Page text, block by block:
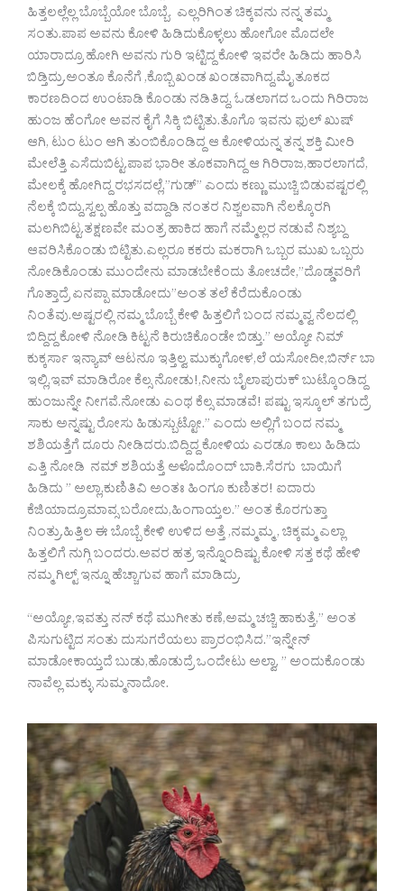
ಹಿತ್ತಲಲ್ಲೆಲ್ಲ ಬೊಬ್ಬೆಯೋ ಬೊಬ್ಬೆ. ಎಲ್ಲರಿಗಿಂತ ಚಿಕ್ಕವನು ನನ್ನ ತಮ್ಮ
ಸಂತು.ಪಾಪ ಅವನು ಕೋಳಿ ಹಿಡಿದುಕೊಳ್ಳಲು ಹೋಗೋ ಮೊದಲೇ
ಯಾರಾದ್ರೂ ಹೋಗಿ ಅವನು ಗುರಿ ಇಟ್ಟಿದ್ದ ಕೋಳಿ ಇವರೇ ಹಿಡಿದು ಹಾರಿಸಿ
ಬಿಡ್ತಿದ್ರು.ಅಂತೂ ಕೊನೆಗೆ ,ಕೊಬ್ಬಿ ಖಂಡ ಖಂಡವಾಗಿದ್ದ,ಮೈ ತೂಕದ
ಕಾರಣದಿಂದ ಉಂಟಾಡಿ ಕೊಂಡು ನಡಿತಿದ್ದ, ಓಡಲಾಗದ ಒಂದು ಗಿರಿರಾಜ
ಹುಂಜ ಹೆಂಗೋ ಅವನ ಕೈಗೆ ಸಿಕ್ಕಿ ಬಿಟ್ಟಿತು.ತೊಗೊ ಇವನು ಫುಲ್ ಖುಷ್
ಆಗಿ, ಟುಂ ಟುಂ ಆಗಿ ತುಂಬಿಕೊಂಡಿದ್ದ ಆ ಕೋಳಿಯನ್ನ ತನ್ನ ಶಕ್ತಿ ಮೀರಿ
ಮೇಲೆತ್ತಿ ಎಸೆದುಬಿಟ್ಟ.ಪಾಪ ಭಾರೀ ತೂಕವಾಗಿದ್ದ ಆ ಗಿರಿರಾಜ,ಹಾರಲಾಗದೆ,
ಮೇಲಕ್ಕೆ ಹೋಗಿದ್ದ ರಭಸದಲ್ಲೆ,”ಗುಡ್” ಎಂದು ಕಣ್ಣು ಮುಚ್ಚಿ ಬಿಡುವಷ್ಟರಲ್ಲಿ
ನೆಲಕ್ಕೆ ಬಿದ್ದು,ಸ್ವಲ್ಪ ಹೊತ್ತು ವದ್ದಾಡಿ ನಂತರ ನಿಶ್ಚಲವಾಗಿ ನೆಲಕ್ಕೊರಗಿ
ಮಲಗಿಬಿಟ್ಟ.ತಕ್ಷಣವೇ ಮಂತ್ರ ಹಾಕಿದ ಹಾಗೆ ನಮ್ಮೆಲ್ಲರ ನಡುವೆ ನಿಶ್ಯಬ್ದ
ಆವರಿಸಿಕೊಂಡು ಬಿಟ್ಟಿತು.ಎಲ್ಲರೂ ಕಕರು ಮಕರಾಗಿ ಒಬ್ಬರ ಮುಖ ಒಬ್ಬರು
ನೋಡಿಕೊಂಡು ಮುಂದೇನು ಮಾಡಬೇಕೆಂದು ತೋಚದೇ,”ದೊಡ್ಡವರಿಗೆ
ಗೊತ್ತಾದ್ರೆ ಏನಪ್ಪಾ ಮಾಡೋದು”ಅಂತ ತಲೆ ಕೆರೆದುಕೊಂಡು
ನಿಂತೆವು.ಅಷ್ಟರಲ್ಲಿ ನಮ್ಮ ಬೊಬ್ಬೆ ಕೇಳಿ ಹಿತ್ತಲಿಗೆ ಬಂದ ನಮ್ಮವ್ವ ನೆಲದಲ್ಲಿ
ಬಿದ್ದಿದ್ದ ಕೋಳಿ ನೋಡಿ ಕಿಟ್ಟನೆ ಕಿರುಚಿಕೊಂಡೇ ಬಿಡ್ತು.” ಅಯ್ಯೋ ನಿಮ್
ಕುಕ್ಕರ್ಸಾ ಇನ್ಯಾವ್ ಆಟನೂ ಇತ್ತಿಲ್ವ ಮುಕ್ಕುಗೋಳ,ಲೆ ಯಸೋದೀ,ಬಿರ್ನ್ ಬಾ
ಇಲ್ಲಿ,ಇವ್ ಮಾಡಿರೋ ಕೆಲ್ಸ ನೋಡು!,ನೀನು ಬೈಲಾಪುರುಕ್ ಬುಟ್ಕೊಂಡಿದ್ದ
ಹುಂಜುನ್ನೇ ನೀಗವೆ.ನೋಡು ಎಂಥ ಕೆಲ್ಸ ಮಾಡವೆ! ಪಷ್ಟು ಇಸ್ಕೂಲ್ ತಗುದ್ರೆ
ಸಾಕು ಅನ್ನಷ್ಟು ರೋಸು ಹಿಡುಸ್ಬುಟ್ಟೋ.” ಎಂದು ಅಲ್ಲಿಗೆ ಬಂದ ನಮ್ಮ
ಶಶಿಯತ್ತೆಗೆ ದೂರು ನೀಡಿದರು.ಬಿದ್ದಿದ್ದ ಕೋಳಿಯ ಎರಡೂ ಕಾಲು ಹಿಡಿದು
ಎತ್ತಿ ನೋಡಿ ನಮ್ ಶಶಿಯತ್ತೆ ಅಳೊದೊಂದ್ ಬಾಕಿ.ಸೆರಗು ಬಾಯಿಗೆ
ಹಿಡಿದು ” ಅಲ್ಲಾ,ಕುಣಿತಿವಿ ಅಂತಃ ಹಿಂಗೂ ಕುಣಿತರ! ಐದಾರು
ಕೆಜಿಯಾದ್ರೂಮಾವ್ಸ ಬರೋದು,ಹಿಂಗಾಯ್ತಲ.” ಅಂತ ಕೊರಗುತ್ತಾ
ನಿಂತ್ರು.ಹಿತ್ತಿಲ ಈ ಬೊಬ್ಬೆ ಕೇಳಿ ಉಳಿದ ಅತ್ತೆ ,ನಮ್ಮಮ್ಮ , ಚಿಕ್ಕಮ್ಮ ಎಲ್ಲಾ
ಹಿತ್ತಲಿಗೆ ನುಗ್ಗಿ ಬಂದರು.ಅವರ ಹತ್ರ ಇನ್ನೊಂದಿಷ್ಟು ಕೋಳಿ ಸತ್ತ ಕಥೆ ಹೇಳಿ
ನಮ್ಮ ಗಿಲ್ಟ್ ಇನ್ನೂ ಹೆಚ್ಚಾಗುವ ಹಾಗೆ ಮಾಡಿದ್ರು.
“ಅಯ್ಯೋ,ಇವತ್ತು ನನ್ ಕಥೆ ಮುಗೀತು ಕಣೆ,ಅಮ್ಮ ಚಚ್ಚಿ ಹಾಕುತ್ತೆ,” ಅಂತ
ಪಿಸುಗುಟ್ಟಿದ ಸಂತು ದುಸುಗರೆಯಲು ಪ್ರಾರಂಭಿಸಿದ.”ಇನ್ನೇನ್
ಮಾಡೋಕಾಯ್ತದೆ ಬುಡು,ಹೊಡುದ್ರೆ ಒಂದೇಟು ಅಲ್ವಾ, ” ಅಂದುಕೊಂಡು
ನಾವೆಲ್ಲ ಮಕ್ಳು ಸುಮ್ಮನಾದೋ.